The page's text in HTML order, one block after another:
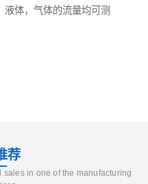
体，气体的流量均可测
荐
in one of the manufacturing